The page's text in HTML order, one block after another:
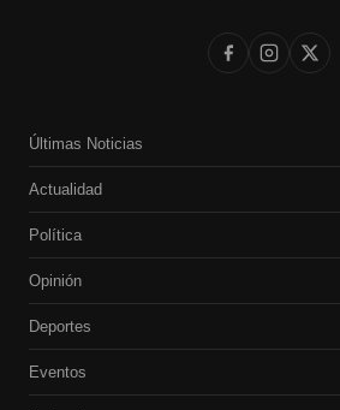
Últimas Noticias
Actualidad
Política
Opinión
Deportes
Eventos